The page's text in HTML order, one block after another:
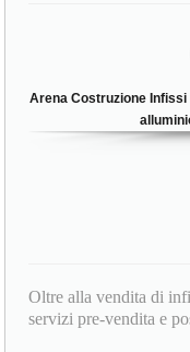
Arena Costruzione
Oltre alla vendita di
servizi pre-vendita e